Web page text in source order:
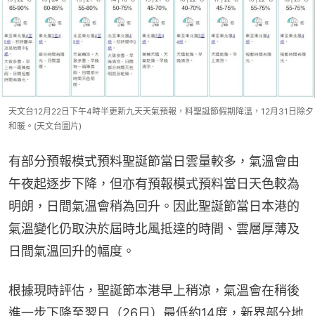
天文台12月22日下午4時半更新九天天氣預報，料聖誕節假期降溫，12月31日除夕
和暖。(天文台圖片)
有部分預報模式預料聖誕節當日雲量較多，氣溫會由
午夜起逐步下降，但亦有預報模式預料當日天色較為
明朗，日間氣溫會稍為回升。因此聖誕節當日本港的
氣溫變化仍取決於屆時北風抵達的時間、雲層厚薄及
日間氣溫回升的幅度。
根據現時評估，聖誕節本港早上稍涼，氣溫會在稍後
進一步下降至翌日（26日）最低約14度，新界部分地